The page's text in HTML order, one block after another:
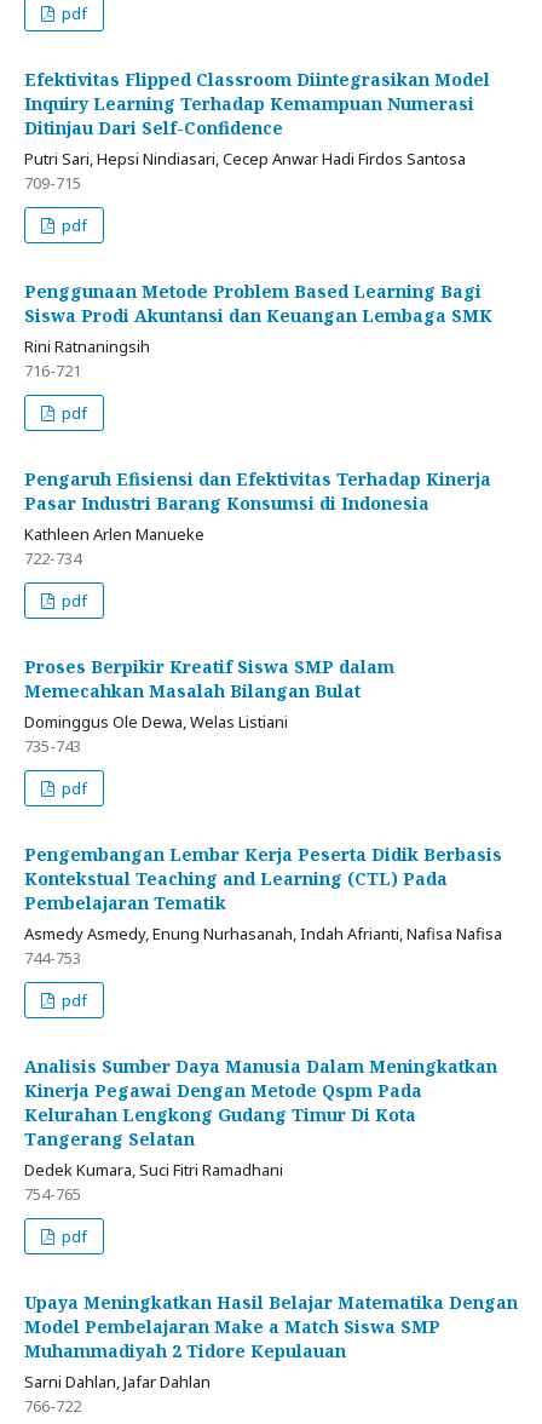
pdf
Efektivitas Flipped Classroom Diintegrasikan Model
Inquiry Learning Terhadap Kemampuan Numerasi
Ditinjau Dari Self-Confidence
Putri Sari, Hepsi Nindiasari, Cecep Anwar Hadi Firdos Santosa
709-715
pdf
Penggunaan Metode Problem Based Learning Bagi
Siswa Prodi Akuntansi dan Keuangan Lembaga SMK
Rini Ratnaningsih
716-721
pdf
Pengaruh Efisiensi dan Efektivitas Terhadap Kinerja
Pasar Industri Barang Konsumsi di Indonesia
Kathleen Arlen Manueke
722-734
pdf
Proses Berpikir Kreatif Siswa SMP dalam
Memecahkan Masalah Bilangan Bulat
Dominggus Ole Dewa, Welas Listiani
735-743
pdf
Pengembangan Lembar Kerja Peserta Didik Berbasis
Kontekstual Teaching and Learning (CTL) Pada
Pembelajaran Tematik
Asmedy Asmedy, Enung Nurhasanah, Indah Afrianti, Nafisa Nafisa
744-753
pdf
Analisis Sumber Daya Manusia Dalam Meningkatkan
Kinerja Pegawai Dengan Metode Qspm Pada
Kelurahan Lengkong Gudang Timur Di Kota
Tangerang Selatan
Dedek Kumara, Suci Fitri Ramadhani
754-765
pdf
Upaya Meningkatkan Hasil Belajar Matematika Dengan
Model Pembelajaran Make a Match Siswa SMP
Muhammadiyah 2 Tidore Kepulauan
Sarni Dahlan, Jafar Dahlan
766-722